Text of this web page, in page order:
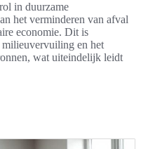
in duurzame
het verminderen van afval
economie. Dit is
milieuvervuiling en het
wat uiteindelijk leidt